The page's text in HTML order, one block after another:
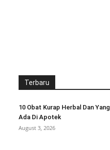
Terbaru
10 Obat Kurap Herbal Dan Yang
Ada Di Apotek
August 3, 2026